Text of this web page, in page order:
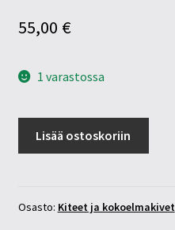
55,00 €
1 varastossa
Lisää ostoskoriin
Osasto: Kiteet ja kokoelmakivet